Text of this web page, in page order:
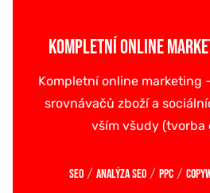
KOMPLETNÍ ONLINE
Kompletní online marketing
srovnávačů zboží a
vším všudy (tvorba
SEO / Analýza SEO / PPC /